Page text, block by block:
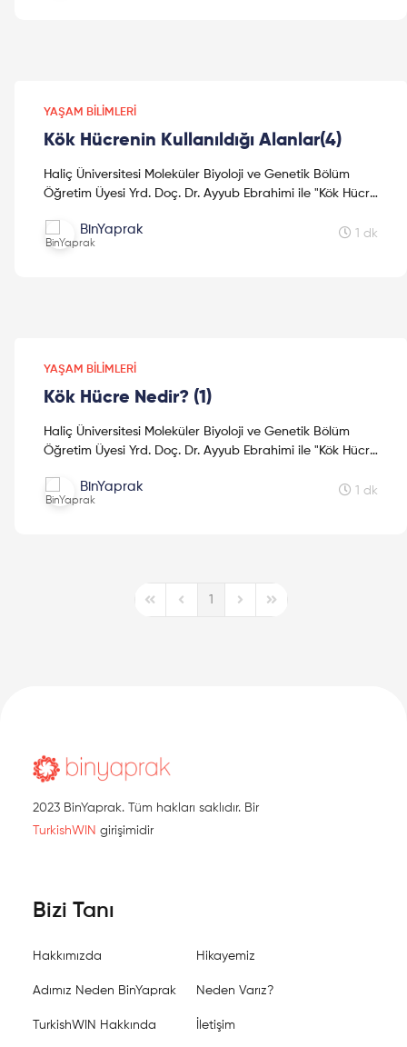
YAŞAM BILIMLERI
Kök Hücrenin Kullanıldığı Alanlar(4)
Haliç Üniversitesi Moleküler Biyoloji ve Genetik Bölüm
Öğretim Üyesi Yrd. Doç. Dr. Ayyub Ebrahimi ile "Kök Hücre
BinYaprak 1 dk
YAŞAM BILIMLERI
Kök Hücre Nedir? (1)
Haliç Üniversitesi Moleküler Biyoloji ve Genetik Bölüm
Öğretim Üyesi Yrd. Doç. Dr. Ayyub Ebrahimi ile "Kök Hücre
BinYaprak 1 dk
First PagePrevious Page
1
Next PageLast Page
2023 BinYaprak. Tüm hakları saklıdır. Bir
TurkishWIN girişimidir
Bizi Tanı
Hakkımızda Hikayemiz
Adımız Neden BinYaprak Neden Varız?
TurkishWIN Hakkında İletişim